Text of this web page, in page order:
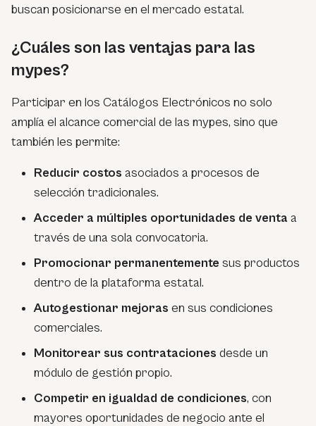
buscan posicionarse en el mercado estatal.
¿Cuáles son las ventajas para las
mypes?
Participar en los Catálogos Electrónicos no solo
amplía el alcance comercial de las mypes, sino que
también les permite:
Reducir costos asociados a procesos de
selección tradicionales.
Acceder a múltiples oportunidades de venta a
través de una sola convocatoria.
Promocionar permanentemente sus productos
dentro de la plataforma estatal.
Autogestionar mejoras en sus condiciones
comerciales.
Monitorear sus contrataciones desde un
módulo de gestión propio.
Competir en igualdad de condiciones, con
mayores oportunidades de negocio ante el